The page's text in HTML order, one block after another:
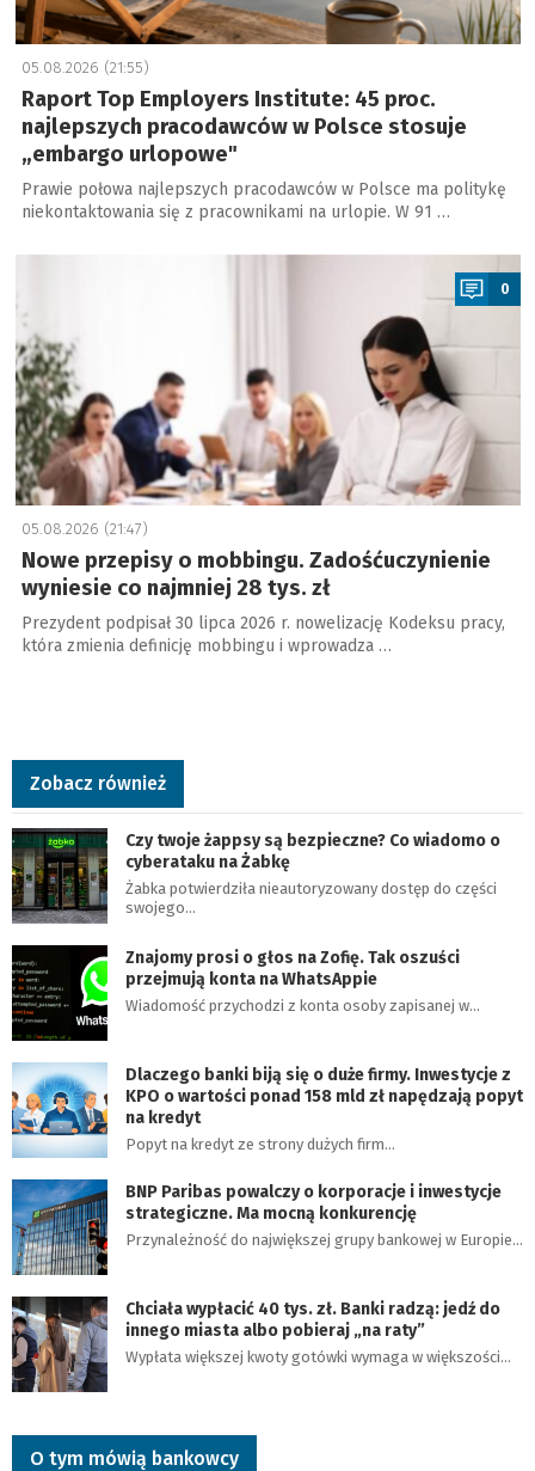
05.08.2026 (21:55)
Raport Top Employers Institute: 45 proc.
najlepszych pracodawców w Polsce stosuje
„embargo urlopowe"
Prawie połowa najlepszych pracodawców w Polsce ma politykę
niekontaktowania się z pracownikami na urlopie. W 91 …
0
05.08.2026 (21:47)
Nowe przepisy o mobbingu. Zadośćuczynienie
wyniesie co najmniej 28 tys. zł
Prezydent podpisał 30 lipca 2026 r. nowelizację Kodeksu pracy,
która zmienia definicję mobbingu i wprowadza …
Zobacz również
Czy twoje żappsy są bezpieczne? Co wiadomo o
cyberataku na Żabkę
Żabka potwierdziła nieautoryzowany dostęp do części
swojego…
Znajomy prosi o głos na Zofię. Tak oszuści
przejmują konta na WhatsAppie
Wiadomość przychodzi z konta osoby zapisanej w…
Dlaczego banki biją się o duże firmy. Inwestycje z
KPO o wartości ponad 158 mld zł napędzają popyt
na kredyt
Popyt na kredyt ze strony dużych firm…
BNP Paribas powalczy o korporacje i inwestycje
strategiczne. Ma mocną konkurencję
Przynależność do największej grupy bankowej w Europie…
Chciała wypłacić 40 tys. zł. Banki radzą: jedź do
innego miasta albo pobieraj „na raty”
Wypłata większej kwoty gotówki wymaga w większości…
O tym mówią bankowcy